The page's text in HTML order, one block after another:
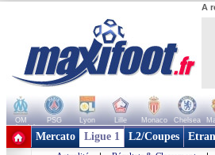
A
OM PSG Lyon Lille Monaco Chelsea
+ de clubs
Mercato Ligue 1 L2/Coupes